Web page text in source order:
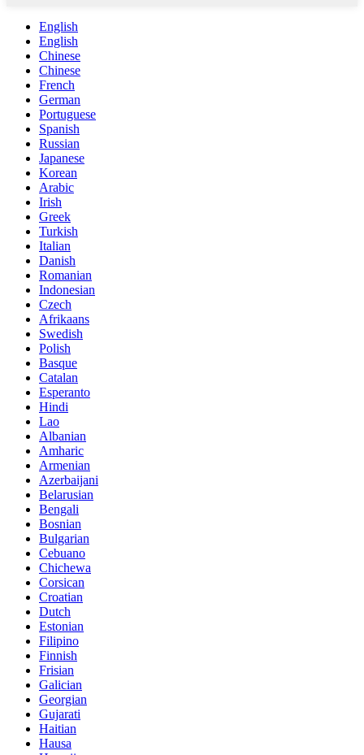
English
English
Chinese
Chinese
French
German
Portuguese
Spanish
Russian
Japanese
Korean
Arabic
Irish
Greek
Turkish
Italian
Danish
Romanian
Indonesian
Czech
Afrikaans
Swedish
Polish
Basque
Catalan
Esperanto
Hindi
Lao
Albanian
Amharic
Armenian
Azerbaijani
Belarusian
Bengali
Bosnian
Bulgarian
Cebuano
Chichewa
Corsican
Croatian
Dutch
Estonian
Filipino
Finnish
Frisian
Galician
Georgian
Gujarati
Haitian
Hausa